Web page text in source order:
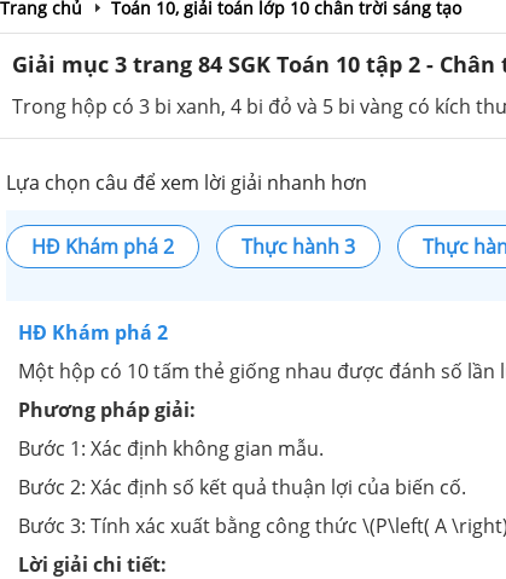
Trang chủ Toán 10, giải toán lớp 10 chân trời sáng tạo
Giải mục 3 trang 84 SGK Toán 10 tập 2 -
Trong hộp có 3 bi xanh, 4 bi đỏ và 5 bi vàng có kích
Lựa chọn câu để xem lời giải nhanh hơn
HĐ Khám phá 2 Thực hành 3 Thực
HĐ Khám phá 2
Một hộp có 10 tấm thẻ giống nhau được đánh số lần
Phương pháp giải:
Bước 1: Xác định không gian mẫu.
Bước 2: Xác định số kết quả thuận lợi của biến cố.
Bước 3: Tính xác xuất bằng công thức \(P\left( A
Lời giải chi tiết: